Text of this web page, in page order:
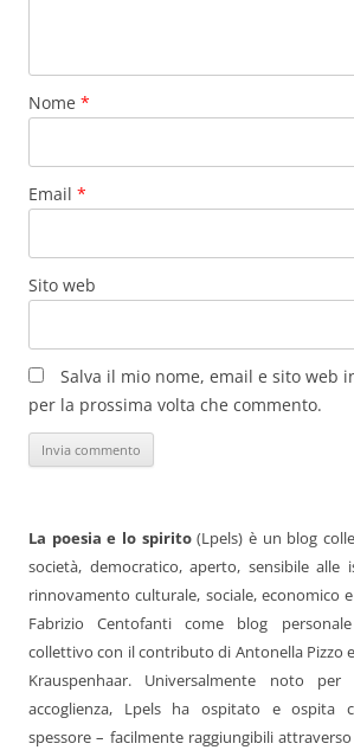
Nome *
Email *
Sito web
Salva il mio nome, email e sito web
per la prossima volta che commento.
La poesia e lo spirito(Lpels) è un blog
società, democratico, aperto, sensibile alle
rinnovamento culturale, sociale, economico
Fabrizio Centofanti come blog
collettivo con il contributo di Antonella Pizzo
Krauspenhaar. Universalmente noto
accoglienza, Lpels ha ospitato e ospita
spessore – facilmente raggiungibili attraverso